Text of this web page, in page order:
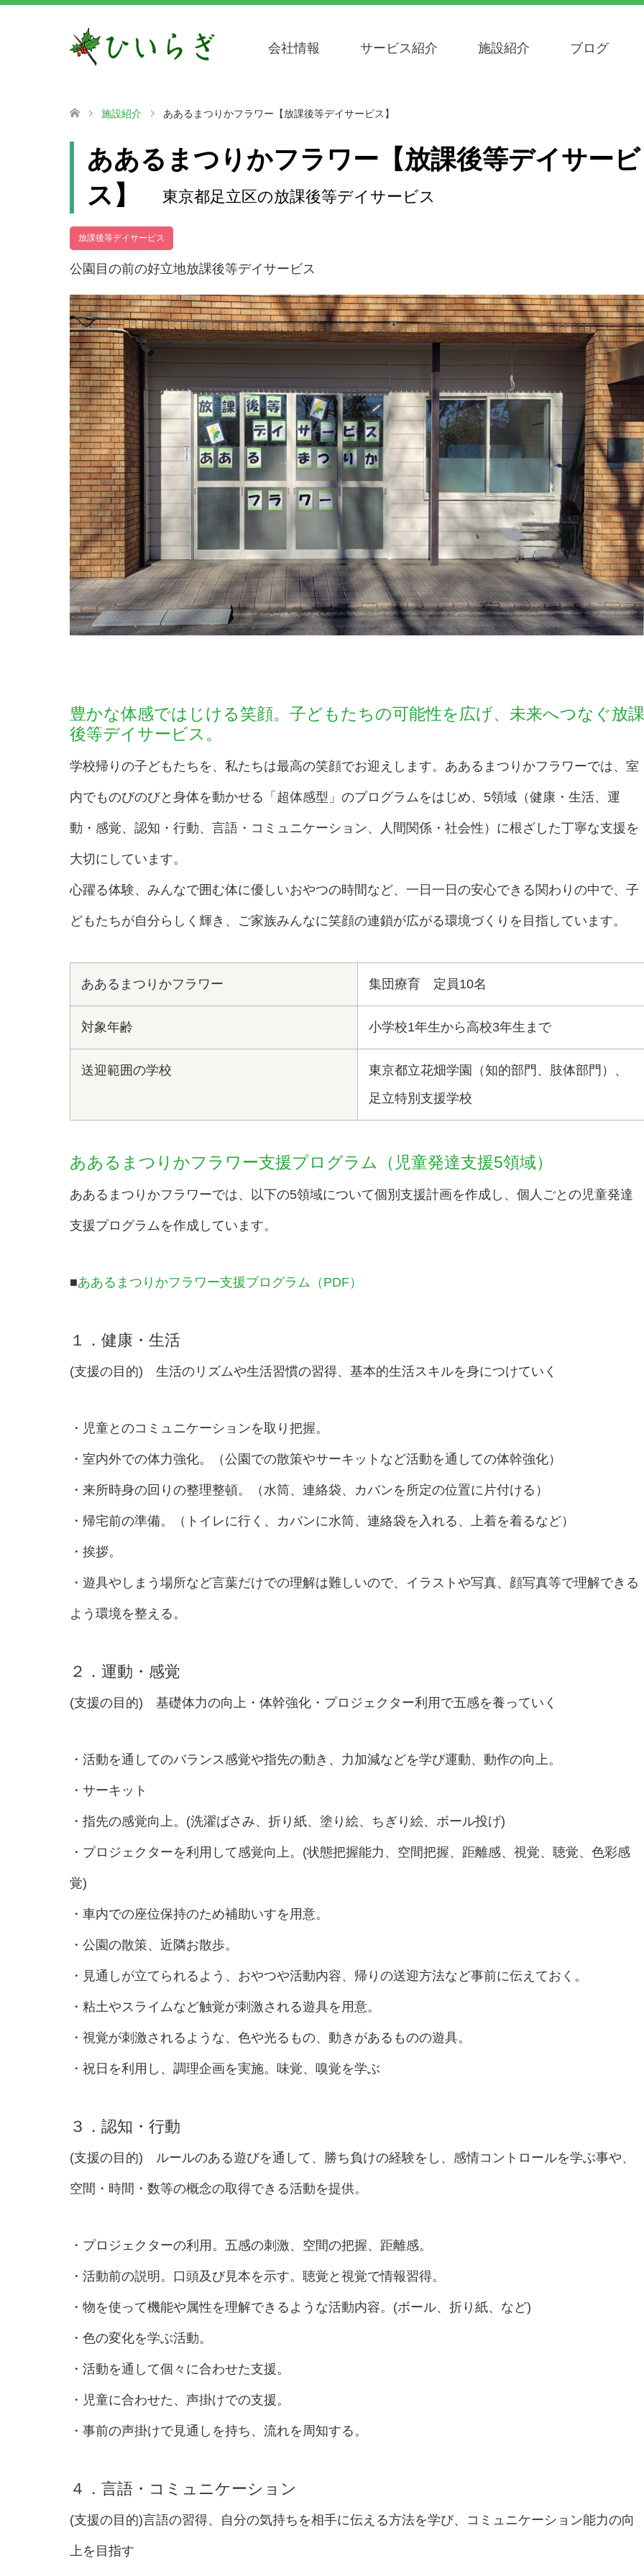
会社情報 サービス紹介 施設紹介 ブログ
施設紹介 ああるまつりかフラワー【放課後等デイサービス】
ああるまつりかフラワー【放課後等デイサービ
ス】
東京都足立区の放課後等デイサービス
放課後等デイサービス
公園目の前の好立地放課後等デイサービス
豊かな体感ではじける笑顔。子どもたちの可能性を広げ、未来へつなぐ放課
後等デイサービス。
学校帰りの子どもたちを、私たちは最高の笑顔でお迎えします。ああるまつりかフラワーでは、室
内でものびのびと身体を動かせる「超体感型」のプログラムをはじめ、5領域（健康・生活、運
動・感覚、認知・行動、言語・コミュニケーション、人間関係・社会性）に根ざした丁寧な支援を
大切にしています。
心躍る体験、みんなで囲む体に優しいおやつの時間など、一日一日の安心できる関わりの中で、子
どもたちが自分らしく輝き、ご家族みんなに笑顔の連鎖が広がる環境づくりを目指しています。
ああるまつりかフラワー 集団療育 定員10名
対象年齢 小学校1年生から高校3年生まで
送迎範囲の学校
東京都立花畑学園（知的部門、肢体部門）、
足立特別支援学校
ああるまつりかフラワー支援プログラム（児童発達支援5領域）
ああるまつりかフラワーでは、以下の5領域について個別支援計画を作成し、個人ごとの児童発達
支援プログラムを作成しています。
■ああるまつりかフラワー支援プログラム（PDF）
１．健康・生活
(支援の目的) 生活のリズムや生活習慣の習得、基本的生活スキルを身につけていく
・児童とのコミュニケーションを取り把握。
・室内外での体力強化。（公園での散策やサーキットなど活動を通しての体幹強化）
・来所時身の回りの整理整頓。（水筒、連絡袋、カバンを所定の位置に片付ける）
・帰宅前の準備。（トイレに行く、カバンに水筒、連絡袋を入れる、上着を着るなど）
・挨拶。
・遊具やしまう場所など言葉だけでの理解は難しいので、イラストや写真、顔写真等で理解できる
よう環境を整える。
２．運動・感覚
(支援の目的) 基礎体力の向上・体幹強化・プロジェクター利用で五感を養っていく
・活動を通してのバランス感覚や指先の動き、力加減などを学び運動、動作の向上。
・サーキット
・指先の感覚向上。(洗濯ばさみ、折り紙、塗り絵、ちぎり絵、ボール投げ)
・プロジェクターを利用して感覚向上。(状態把握能力、空間把握、距離感、視覚、聴覚、色彩感
覚)
・車内での座位保持のため補助いすを用意。
・公園の散策、近隣お散歩。
・見通しが立てられるよう、おやつや活動内容、帰りの送迎方法など事前に伝えておく。
・粘土やスライムなど触覚が刺激される遊具を用意。
・視覚が刺激されるような、色や光るもの、動きがあるものの遊具。
・祝日を利用し、調理企画を実施。味覚、嗅覚を学ぶ
３．認知・行動
(支援の目的) ルールのある遊びを通して、勝ち負けの経験をし、感情コントロールを学ぶ事や、
空間・時間・数等の概念の取得できる活動を提供。
・プロジェクターの利用。五感の刺激、空間の把握、距離感。
・活動前の説明。口頭及び見本を示す。聴覚と視覚で情報習得。
・物を使って機能や属性を理解できるような活動内容。(ボール、折り紙、など)
・色の変化を学ぶ活動。
・活動を通して個々に合わせた支援。
・児童に合わせた、声掛けでの支援。
・事前の声掛けで見通しを持ち、流れを周知する。
４．言語・コミュニケーション
(支援の目的)言語の習得、自分の気持ちを相手に伝える方法を学び、コミュニケーション能力の向
上を目指す